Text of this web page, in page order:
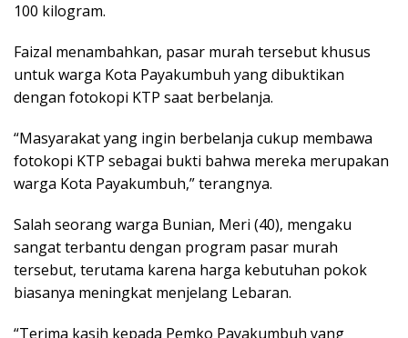
100 kilogram.
Faizal menambahkan, pasar murah tersebut khusus
untuk warga Kota Payakumbuh yang dibuktikan
dengan fotokopi KTP saat berbelanja.
“Masyarakat yang ingin berbelanja cukup membawa
fotokopi KTP sebagai bukti bahwa mereka merupakan
warga Kota Payakumbuh,” terangnya.
Salah seorang warga Bunian, Meri (40), mengaku
sangat terbantu dengan program pasar murah
tersebut, terutama karena harga kebutuhan pokok
biasanya meningkat menjelang Lebaran.
“Terima kasih kepada Pemko Payakumbuh yang